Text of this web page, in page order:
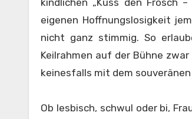
kindlichen „Küss den Frosch
eigenen Hoffnungslosigkeit
nicht ganz stimmig. So
Keilrahmen auf der Bühne
keinesfalls mit dem
Ob lesbisch, schwul oder bi,